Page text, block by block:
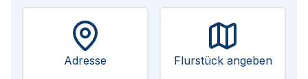
Adresse Flurstück angeben